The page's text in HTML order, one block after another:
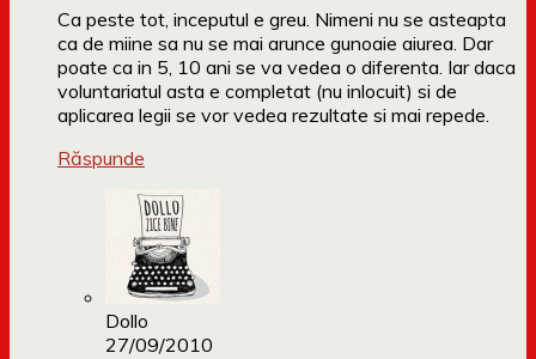
Ca peste tot, inceputul e greu. Nimeni nu se asteapta
ca de miine sa nu se mai arunce gunoaie aiurea. Dar
poate ca in 5, 10 ani se va vedea o diferenta. Iar daca
voluntariatul asta e completat (nu inlocuit) si de
aplicarea legii se vor vedea rezultate si mai repede.
Răspunde
Dollo
27/09/2010